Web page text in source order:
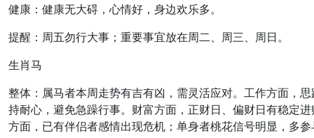
健康：健康无大碍，心情好，身边欢乐多。
提醒：周五勿行大事；重要事宜放在周二、周三、周日。
生肖马
整体：属马者本周走势有吉有凶，需灵活应对。工作方面，
持耐心，避免急躁行事。财富方面，正财日、偏财日有稳定
方面，已有伴侣者感情出现危机；单身者桃花信号明显，多